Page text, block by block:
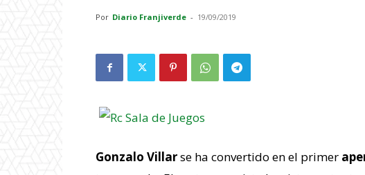
Por Diario Franjiverde - 19/09/2019
Gonzalo Villarse ha convertido en el primer